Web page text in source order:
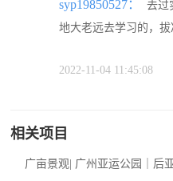
syp19850527：
去过
地大老远去学习的，拔
2022-11-04 11:45:08
相关项目
广亩景观| 广州亚运公园｜后